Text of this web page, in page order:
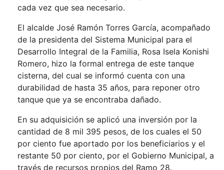
cada vez que sea necesario.
El alcalde José Ramón Torres García, acompañado
de la presidenta del Sistema Municipal para el
Desarrollo Integral de la Familia, Rosa Isela Konishi
Romero, hizo la formal entrega de este tanque
cisterna, del cual se informó cuenta con una
durabilidad de hasta 35 años, para reponer otro
tanque que ya se encontraba dañado.
En su adquisición se aplicó una inversión por la
cantidad de 8 mil 395 pesos, de los cuales el 50
por ciento fue aportado por los beneficiarios y el
restante 50 por ciento, por el Gobierno Municipal, a
través de recursos propios del Ramo 28.